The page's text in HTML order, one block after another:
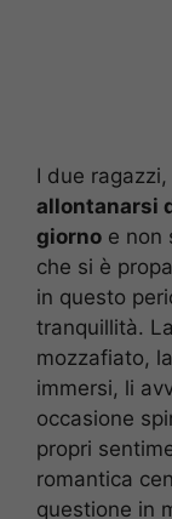
I due
allontanarsi
giorno e non
che si è
in questo
tranquillità.
mozzafiato,
immersi, li
occasione
propri
romantica
questione in